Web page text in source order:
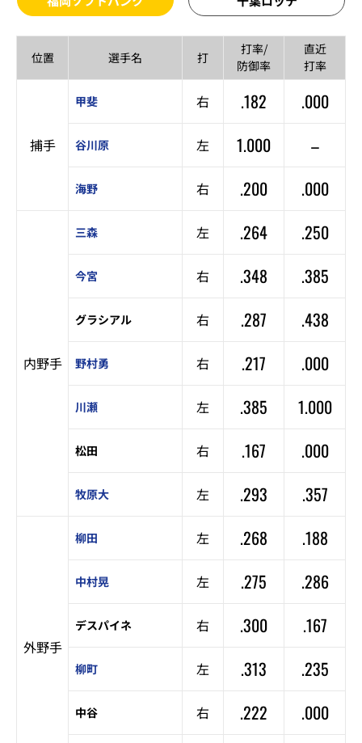
位置 選手名 打
打率/
防御率
直近
打率
捕手
甲斐 右 .182 .000
谷川原 左 1.000 –
海野 右 .200 .000
内野手
三森 左 .264 .250
今宮 右 .348 .385
グラシアル 右 .287 .438
野村勇 右 .217 .000
川瀬 左 .385 1.000
松田 右 .167 .000
牧原大 左 .293 .357
外野手
柳田 左 .268 .188
中村晃 左 .275 .286
デスパイネ 右 .300 .167
柳町 左 .313 .235
中谷 右 .222 .000